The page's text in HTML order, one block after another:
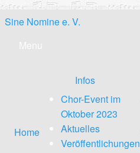
Skip
to
content
Sine Nomine e. V.
Menu
Home
Infos
Chor-Event im
Oktober 2023
Aktuelles
Veröffentlichungen